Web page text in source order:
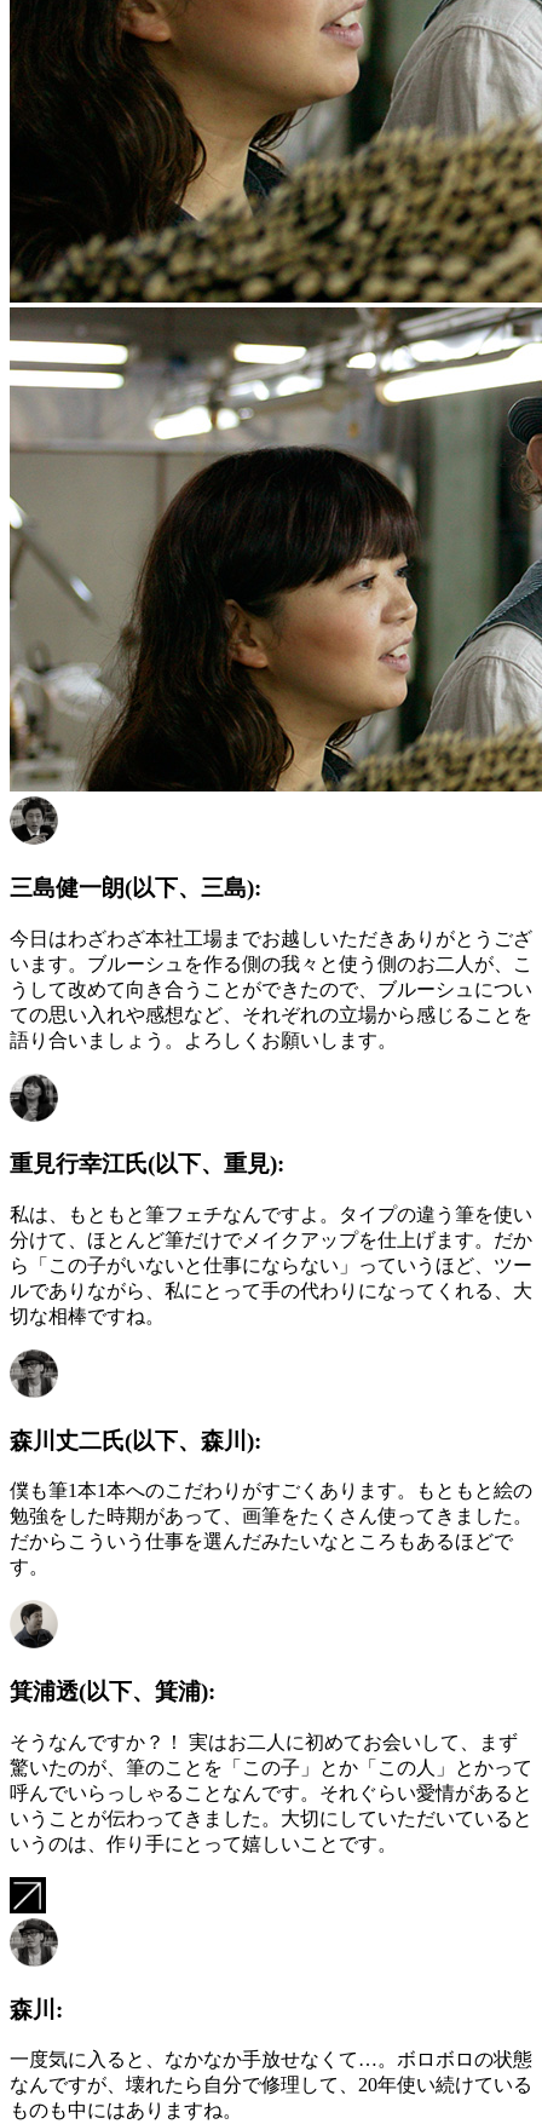
三島健一朗(以下、三島):
今日はわざわざ本社工場までお越しいただきありがとうござ
います。ブルーシュを作る側の我々と使う側のお二人が、こ
うして改めて向き合うことができたので、ブルーシュについ
ての思い入れや感想など、それぞれの立場から感じることを
語り合いましょう。よろしくお願いします。
重見行幸江氏(以下、重見):
私は、もともと筆フェチなんですよ。タイプの違う筆を使い
分けて、ほとんど筆だけでメイクアップを仕上げます。だか
ら「この子がいないと仕事にならない」っていうほど、ツー
ルでありながら、私にとって手の代わりになってくれる、大
切な相棒ですね。
森川丈二氏(以下、森川):
僕も筆1本1本へのこだわりがすごくあります。もともと絵の
勉強をした時期があって、画筆をたくさん使ってきました。
だからこういう仕事を選んだみたいなところもあるほどで
す。
箕浦透(以下、箕浦):
そうなんですか？！ 実はお二人に初めてお会いして、まず
驚いたのが、筆のことを「この子」とか「この人」とかって
呼んでいらっしゃることなんです。それぐらい愛情があると
いうことが伝わってきました。大切にしていただいていると
いうのは、作り手にとって嬉しいことです。
森川:
一度気に入ると、なかなか手放せなくて…。ボロボロの状態
なんですが、壊れたら自分で修理して、20年使い続けている
ものも中にはありますね。